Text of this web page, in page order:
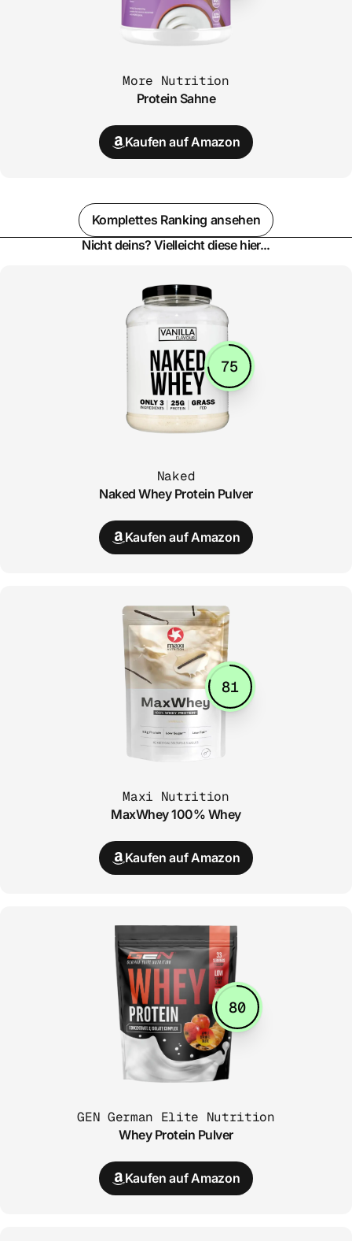
More Nutrition
Protein Sahne
Kaufen auf Amazon
Komplettes Ranking ansehen
Nicht deins? Vielleicht diese hier...
75
Naked
Naked Whey Protein Pulver
Kaufen auf Amazon
81
Maxi Nutrition
MaxWhey 100% Whey
Kaufen auf Amazon
80
GEN German Elite Nutrition
Whey Protein Pulver
Kaufen auf Amazon